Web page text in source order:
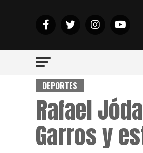
DEPORTES
Rafael
Garros y